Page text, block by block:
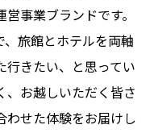
事業ブランドです。
旅館とホテルを両軸
行きたい、と思ってい
、お越しいただく皆さ
わせた体験をお届けし